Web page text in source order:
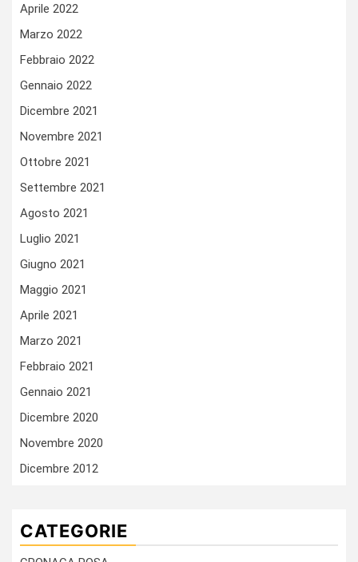
Aprile 2022
Marzo 2022
Febbraio 2022
Gennaio 2022
Dicembre 2021
Novembre 2021
Ottobre 2021
Settembre 2021
Agosto 2021
Luglio 2021
Giugno 2021
Maggio 2021
Aprile 2021
Marzo 2021
Febbraio 2021
Gennaio 2021
Dicembre 2020
Novembre 2020
Dicembre 2012
CATEGORIE